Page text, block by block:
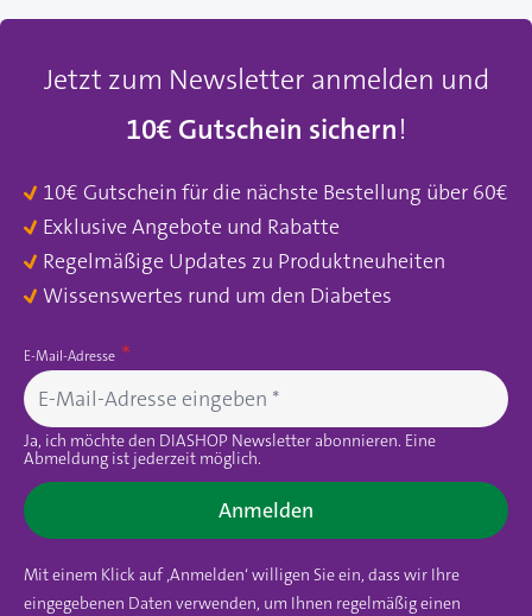
Jetzt zum Newsletter anmelden und
10€ Gutschein sichern!
10€ Gutschein für die nächste Bestellung über 60€
Exklusive Angebote und Rabatte
Regelmäßige Updates zu Produktneuheiten
Wissenswertes rund um den Diabetes
E-Mail-Adresse
Ja, ich möchte den DIASHOP Newsletter abonnieren. Eine
Abmeldung ist jederzeit möglich.
Anmelden
Mit einem Klick auf ‚Anmelden‘ willigen Sie ein, dass wir Ihre
eingegebenen Daten verwenden, um Ihnen regelmäßig einen